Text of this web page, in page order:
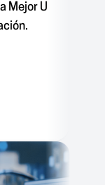
Mejor U